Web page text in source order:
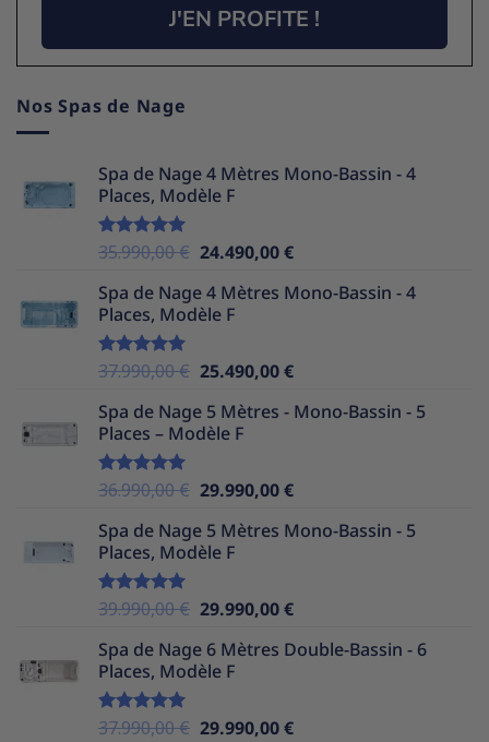
J'EN PROFITE !
Nos Spas de Nage
Spa de Nage 4 Mètres Mono-Bassin - 4
Places, Modèle F
Note5.00
35.990,00€ Le
initial
était :
24.490,00€Le
actuel
Spa de Nage 4 Mètres Mono-Bassin - 4
Places, Modèle F
Note5.00
37.990,00€ Le
initial
était :
25.490,00€Le
actuel
Spa de Nage 5 Mètres - Mono-Bassin - 5
Places – Modèle F
Note5.00
36.990,00€ Le
initial
était :
29.990,00€Le
actuel
Spa de Nage 5 Mètres Mono-Bassin - 5
Places, Modèle F
Note5.00
39.990,00€ Le
initial
était :
29.990,00€Le
actuel
Spa de Nage 6 Mètres Double-Bassin - 6
Places, Modèle F
Note5.00
37.990,00€ Le
29.990,00€Le